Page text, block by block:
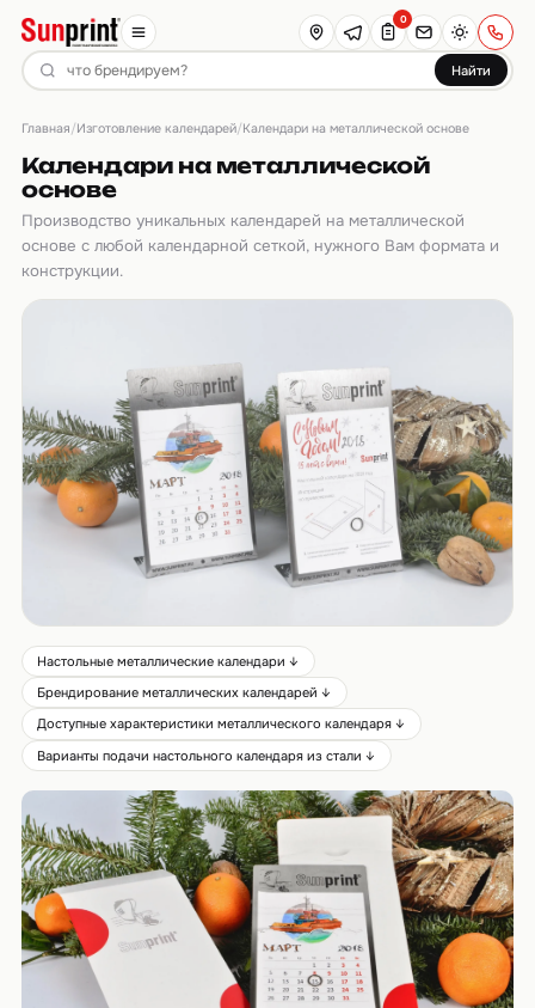
Найти
0
Главная/Изготовление календарей/Календари на металлической основе
Календари на металлической
основе
Производство уникальных календарей на металлической
основе с любой календарной сеткой, нужного Вам формата и
конструкции.
Настольные металлические календари ↓
Брендирование металлических календарей ↓
Доступные характеристики металлического календаря ↓
Варианты подачи настольного календаря из стали ↓